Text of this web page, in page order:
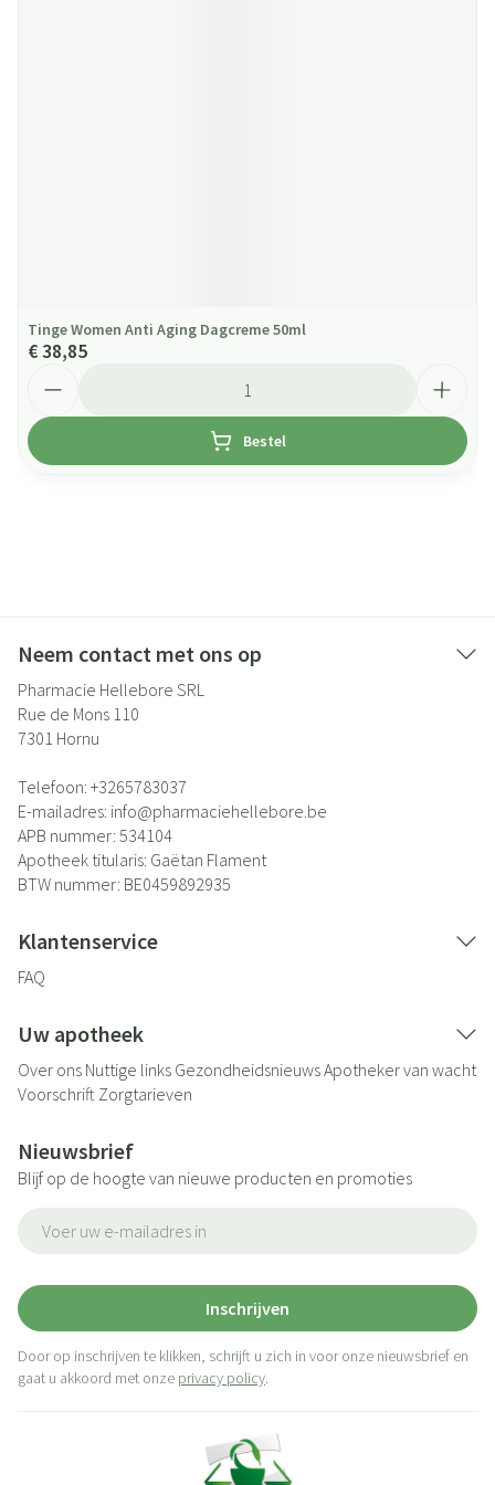
Tinge Women Anti Aging Dagcreme 50ml
€ 38,85
Bestel
Neem contact met ons op
Pharmacie Hellebore SRL
Rue de Mons 110
7301 Hornu
Telefoon: +3265783037
E-mailadres: info@pharmaciehellebore.be
APB nummer: 534104
Apotheek titularis: Gaëtan Flament
BTW nummer: BE0459892935
Klantenservice
FAQ
Uw apotheek
Over ons Nuttige links GezondheidsnieuwsApotheker van wacht
Voorschrift Zorgtarieven
Nieuwsbrief
Blijf op de hoogte van nieuwe producten en promoties
Inschrijven
Door op inschrijven te klikken, schrijft u zich in voor onze nieuwsbrief en
gaat u akkoord met onze privacy policy.